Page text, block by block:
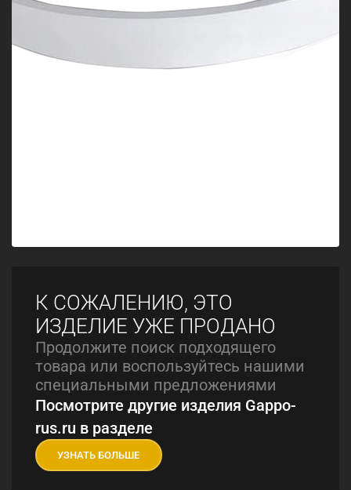
К СОЖАЛЕНИЮ, ЭТО
ИЗДЕЛИЕ УЖЕ ПРОДАНО
Продолжите поиск подходящего
товара или воспользуйтесь нашими
специальными предложениями
Посмотрите другие изделия Gappo-
rus.ru в разделе
УЗНАТЬ БОЛЬШЕ